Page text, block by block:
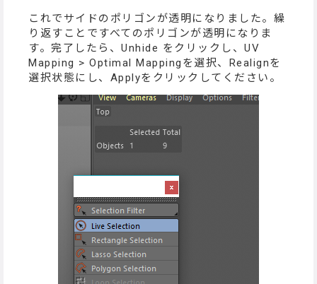
これでサイドのポリゴンが透明になりました。繰
り返すことですべてのポリゴンが透明になりま
す。完了したら、Unhide をクリックし、UV
Mapping > Optimal Mappingを選択、Realignを
選択状態にし、Applyをクリックしてください。